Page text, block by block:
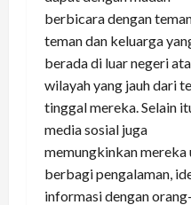
berbicara dengan
teman dan keluarga
berada di luar negeri
wilayah yang jauh dari
tinggal mereka. Selain
media sosial juga
memungkinkan mereka
berbagi pengalaman,
informasi dengan